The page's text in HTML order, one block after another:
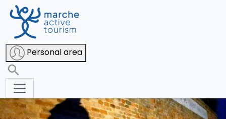
Personal area
Recanati e-bike night tour